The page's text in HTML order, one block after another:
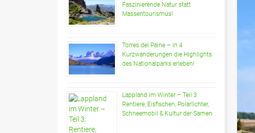
Faszinierende Natur statt
Massentourismus!
Torres del Paine – In 4
Kurzwanderungen die Highlights
des Nationalparks erleben!
Lappland im Winter – Teil 3:
Rentiere, Eisfischen, Polarlichter,
Schneemobil & Kultur der Samen